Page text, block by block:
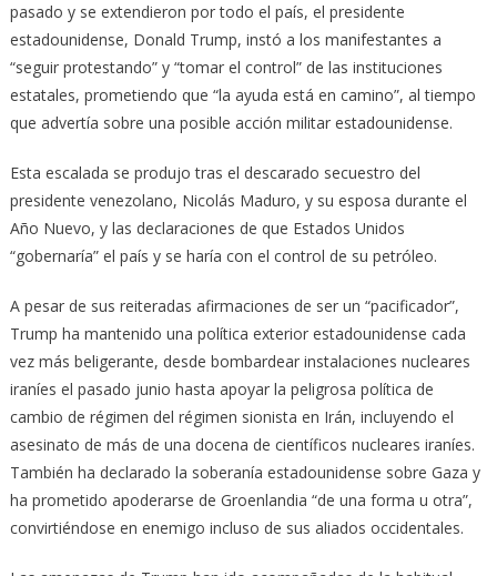
pasado y se extendieron por todo el país, el presidente
estadounidense, Donald Trump, instó a los manifestantes a
“seguir protestando” y “tomar el control” de las instituciones
estatales, prometiendo que “la ayuda está en camino”, al tiempo
que advertía sobre una posible acción militar estadounidense.
Esta escalada se produjo tras el descarado secuestro del
presidente venezolano, Nicolás Maduro, y su esposa durante el
Año Nuevo, y las declaraciones de que Estados Unidos
“gobernaría” el país y se haría con el control de su petróleo.
A pesar de sus reiteradas afirmaciones de ser un “pacificador”,
Trump ha mantenido una política exterior estadounidense cada
vez más beligerante, desde bombardear instalaciones nucleares
iraníes el pasado junio hasta apoyar la peligrosa política de
cambio de régimen del régimen sionista en Irán, incluyendo el
asesinato de más de una docena de científicos nucleares iraníes.
También ha declarado la soberanía estadounidense sobre Gaza y
ha prometido apoderarse de Groenlandia “de una forma u otra”,
convirtiéndose en enemigo incluso de sus aliados occidentales.